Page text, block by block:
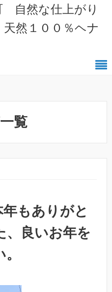
自然な仕上がり
然１００％ヘナ
覧
年もありがと
、良いお年を